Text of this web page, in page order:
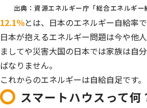
出典：資源エネルギー庁「総合エネルギ
12.1％とは、日本のエネルギー自給率で
日本が抱えるエネルギー問題は今や他
ましてや災害大国の日本では家族は自
ばなりません。
これからのエネルギーは自給自足です。
スマートハウスって何